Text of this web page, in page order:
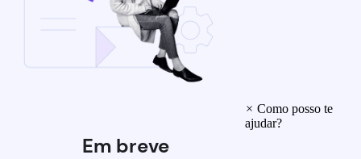
Em breve
× Como posso te
ajudar?